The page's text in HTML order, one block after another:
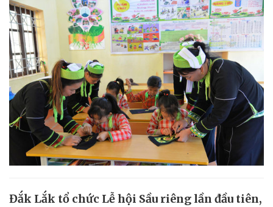
Đắk Lắk tổ chức Lễ hội Sầu riêng lần đầu tiên,